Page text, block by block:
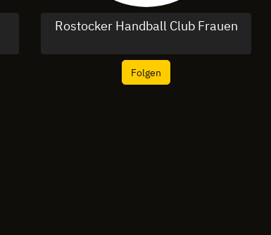
Rostocker Handball Club Frauen
Folgen